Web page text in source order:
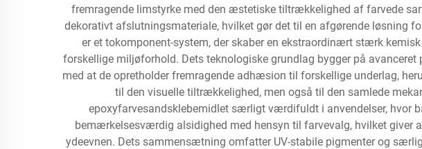
fremragende limstyrke med den æstetiske tiltrækkelighed af farvede
dekorativt afslutningsmateriale, hvilket gør det til en afgørende løsning
er et tokomponent-system, der skaber en ekstraordinært stærk
forskellige miljøforhold. Dets teknologiske grundlag bygger på
med at de opretholder fremragende adhæsion til forskellige underlag,
til den visuelle tiltrækkelighed, men også til den samlede
epoxyfarvesandsklebemidlet særligt værdifuldt i anvendelser, hvor
bemærkelsesværdig alsidighed med hensyn til farvevalg, hvilket giver
ydeevnen. Dets sammensætning omfatter UV-stabile pigmenter og